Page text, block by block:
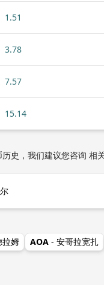
1.51
3.78
7.57
15.14
史，我们建议您咨询 相
拉姆 AOA - 安哥拉宽扎